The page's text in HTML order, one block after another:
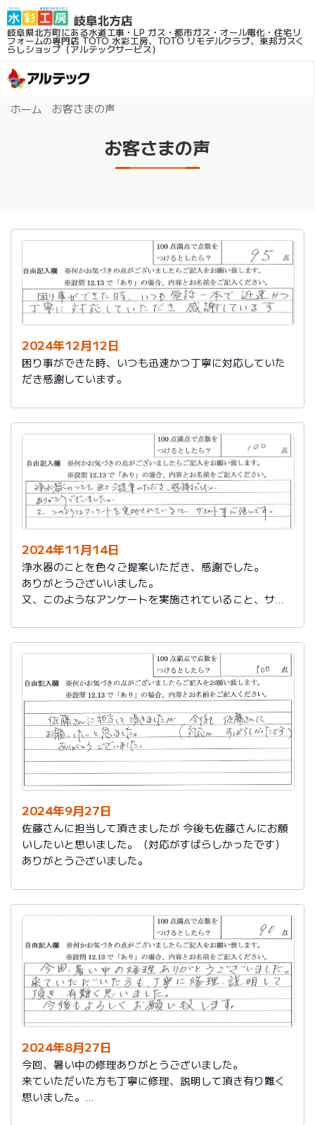
岐阜県北方町にある水道工事・LP ガス・都市ガス・オール電化・住宅リ
フォームの専門店TOTO 水彩工房、TOTO リモデルクラブ、東邦ガスく
らしショップ（アルテックサービス）
ホーム お客さまの声
お客さまの声
2024年12月12日
困り事ができた時、いつも迅速かつ丁寧に対応していた
だき感謝しています。
2024年11月14日
浄水器のことを色々ご提案いただき、感謝でした。
ありがとうございいました。
又、このようなアンケートを実施されていること、サポ
2024年9月27日
佐藤さんに担当して頂きましたが 今後も佐藤さんにお願
いしたいと思いました。（対応がすばらしかったです）
ありがとうございました。
2024年8月27日
今回、暑い中の修理ありがとうございました。
来ていただいた方も丁寧に修理、説明して頂き有り難く
思いました。